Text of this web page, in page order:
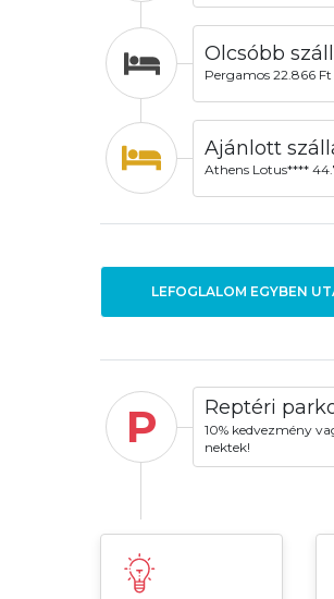
Olcsóbb
Pergamos 22.866
Ajánlott
Athens Lotus****
LEFOGLALOM EGYBEN
P Reptéri
10% kedvezmény
nektek!